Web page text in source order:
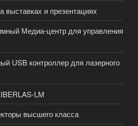
выставках и презентациях
Медиа-центр для управления
USB контроллер для лазерного
LM
высшего класса